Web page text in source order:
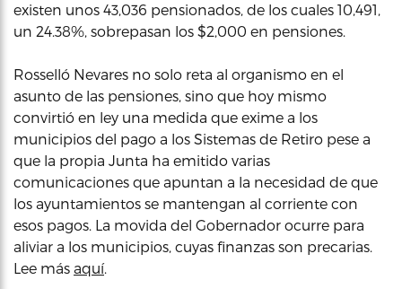
existen unos 43,036 pensionados, de los cuales 10,491,
un 24.38%, sobrepasan los $2,000 en pensiones.
Rosselló Nevares no solo reta al organismo en el
asunto de las pensiones, sino que hoy mismo
convirtió en ley una medida que exime a los
municipios del pago a los Sistemas de Retiro pese a
que la propia Junta ha emitido varias
comunicaciones que apuntan a la necesidad de que
los ayuntamientos se mantengan al corriente con
esos pagos. La movida del Gobernador ocurre para
aliviar a los municipios, cuyas finanzas son precarias.
Lee más aquí.